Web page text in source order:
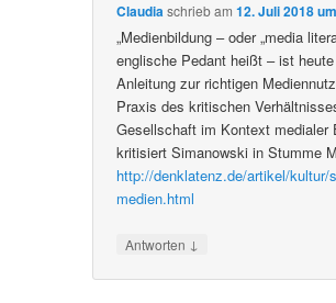
Claudiaschriebam12. Juli 2018
„Medienbildung – oder „media
englische Pedant heißt – ist
Anleitung zur richtigen
Praxis des kritischen
Gesellschaft im Kontext medialer
kritisiert Simanowski in Stumme
http://denklatenz.de/artikel/kultur/
medien.html
Antworten ↓